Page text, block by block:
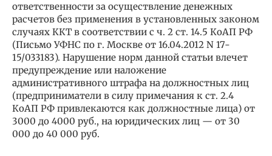
ответственности за осуществление денежных
расчетов без применения в установленных законом
случаях ККТ в соответствии с ч. 2 ст. 14.5 КоАП РФ
(Письмо УФНС по г. Москве от 16.04.2012 N 17-
15/033183). Нарушение норм данной статьи влечет
предупреждение или наложение
административного штрафа на должностных лиц
(предприниматели в силу примечания к ст. 2.4
КоАП РФ привлекаются как должностные лица) от
3000 до 4000 руб., на юридических лиц — от 30
000 до 40 000 руб.